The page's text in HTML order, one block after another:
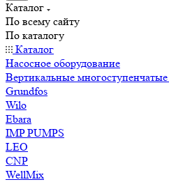
Каталог
По всему сайту
По каталогу
Каталог
Насосное оборудование
Вертикальные
Grundfos
Wilo
Ebara
IMP PUMPS
LEO
CNP
WellMix